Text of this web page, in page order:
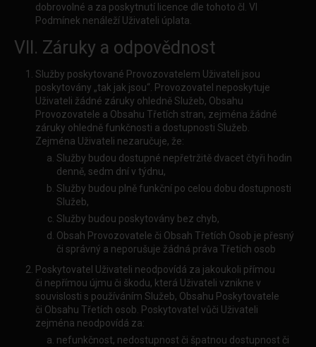
dobrovolné a za poskytnutí licence dle tohoto čl. VI
Podmínek nenáleží Uživateli úplata.
VII. Záruky a odpovědnost
Služby poskytované Provozovatelem Uživateli jsou
poskytovány „tak jak jsou“. Provozovatel neposkytuje
Uživateli žádné záruky ohledně Služeb, Obsahu
Provozovatele a Obsahu Třetích stran, zejména žádné
záruky ohledně funkčnosti a dostupnosti Služeb.
Zejména Uživateli nezaručuje, že:
Služby budou dostupné nepřetržitě dvacet čtyři hodin
denně, sedm dní v týdnu,
Služby budou plně funkční po celou dobu dostupnosti
Služeb,
Služby budou poskytovány bez chyb,
Obsah Provozovatele či Obsah Třetích Osob je přesný
či správný a neporušuje žádná práva Třetích osob
Poskytovatel Uživateli neodpovídá za jakoukoli přímou
či nepřímou újmu či škodu, která Uživateli vznikne v
souvislosti s používáním Služeb, Obsahu Poskytovatele
či Obsahu Třetích osob. Poskytovatel vůči Uživateli
zejména neodpovídá za:
nefunkčnost, nedostupnost či špatnou dostupnost či